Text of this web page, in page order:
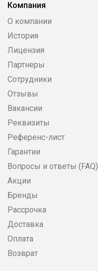
Компания
О компании
История
Лицензия
Партнеры
Сотрудники
Отзывы
Вакансии
Реквизиты
Референс-лист
Гарантии
Вопросы и ответы (FAQ)
Акции
Бренды
Рассрочка
Доставка
Оплата
Возврат